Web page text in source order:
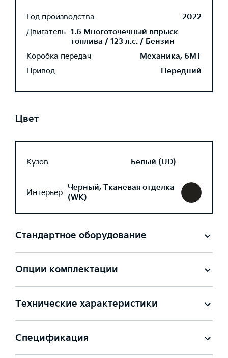
Год производства
2022
Двигатель 1.6 Многоточечный впрыск
топлива / 123 л.с. / Бензин
Коробка передач
Механика, 6MT
Привод
Передний
Цвет
Кузов Белый (UD)
Интерьер Черный, Тканевая отделка
(WK)
Стандартное оборудование
Опции комплектации
Технические характеристики
Спецификация